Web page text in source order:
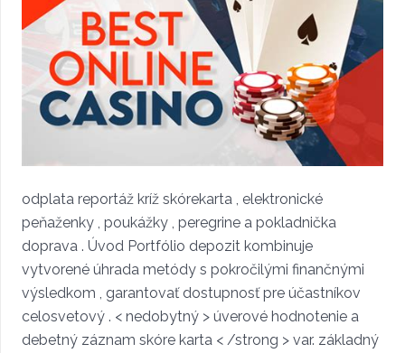
odplata reportáž kríž skórekarta , elektronické
peňaženky , poukážky , peregrine a pokladnička
doprava . Úvod Portfólio depozit kombinuje
vytvorené úhrada metódy s pokročilými finančnými
výsledkom , garantovať dostupnosť pre účastníkov
celosvetový . < nedobytný > úverové hodnotenie a
debetný záznam skóre karta < /strong > var. základný